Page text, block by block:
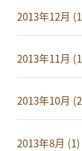
2013年12月
2013年11月
2013年10月
2013年8月 (1)